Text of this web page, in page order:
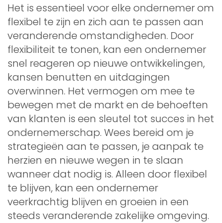
Het is essentieel voor elke ondernemer om
flexibel te zijn en zich aan te passen aan
veranderende omstandigheden. Door
flexibiliteit te tonen, kan een ondernemer
snel reageren op nieuwe ontwikkelingen,
kansen benutten en uitdagingen
overwinnen. Het vermogen om mee te
bewegen met de markt en de behoeften
van klanten is een sleutel tot succes in het
ondernemerschap. Wees bereid om je
strategieën aan te passen, je aanpak te
herzien en nieuwe wegen in te slaan
wanneer dat nodig is. Alleen door flexibel
te blijven, kan een ondernemer
veerkrachtig blijven en groeien in een
steeds veranderende zakelijke omgeving.